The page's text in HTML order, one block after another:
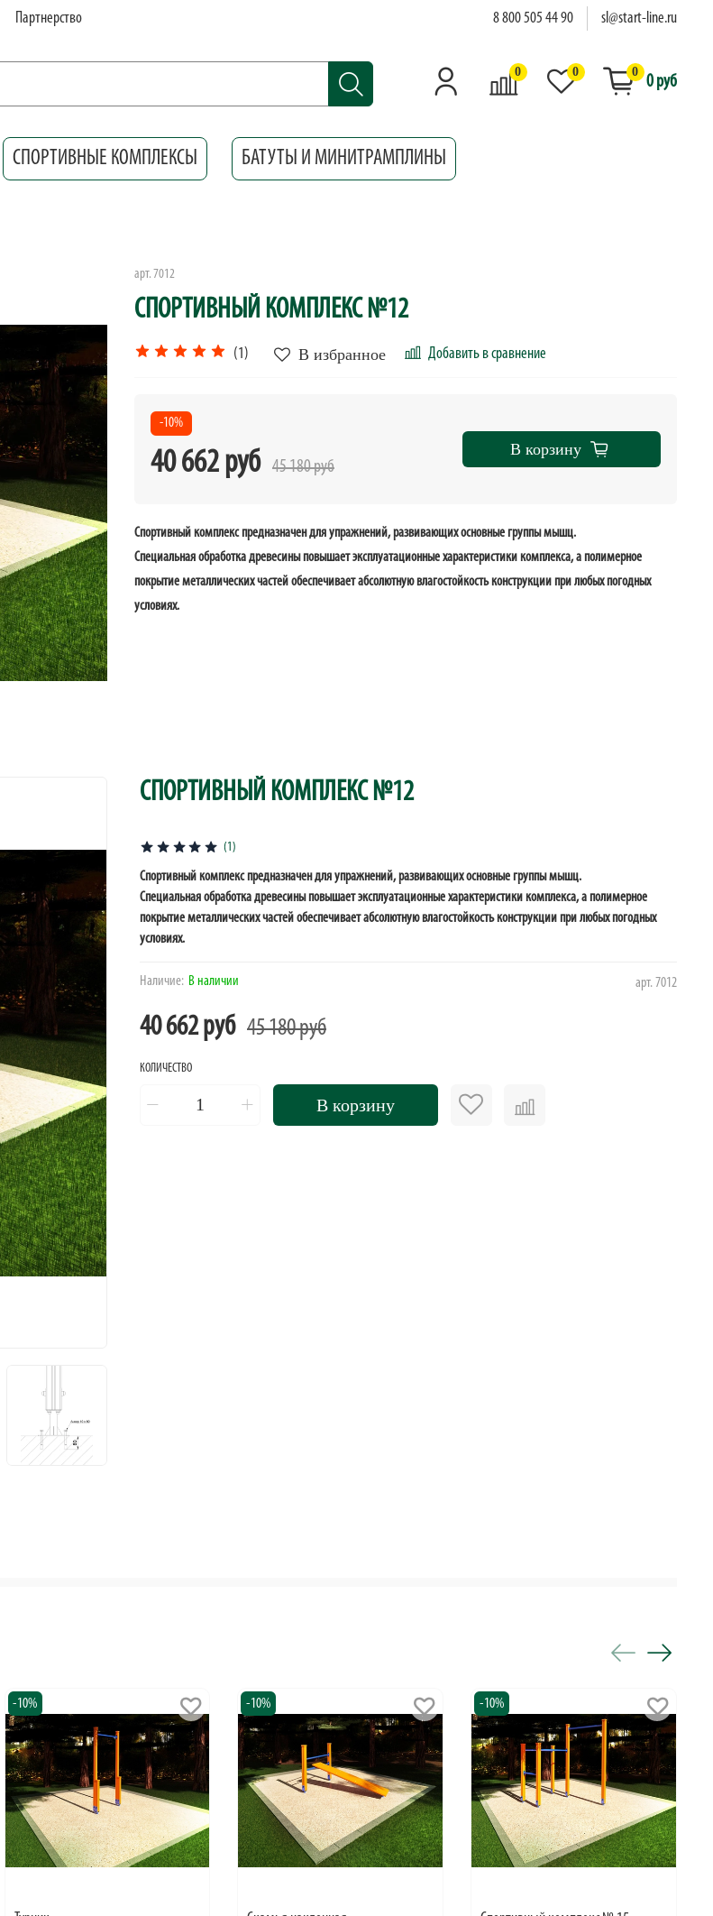
Партнерство 8 800 505 44 90 sl@start-line.ru
0 0 0
0 руб
СПОРТИВНЫЕ КОМПЛЕКСЫ БАТУТЫ И МИНИТРАМПЛИНЫ
арт. 7012
СПОРТИВНЫЙ КОМПЛЕКС №12
(1) В избранное Добавить в сравнение
-10%
40 662 руб 45 180 руб
В корзину
Спортивный комплекс предназначен для упражнений, развивающих основные группы мышц.
Специальная обработка древесины повышает эксплуатационные характеристики комплекса, а полимерное
покрытие металлических частей обеспечивает абсолютную влагостойкость конструкции при любых погодных
условиях.
(1)
арт. 7012
Наличие: В наличии
СПОРТИВНЫЙ КОМПЛЕКС №12
40 662 руб 45 180 руб
КОЛИЧЕСТВО
В корзину
Спортивный комплекс предназначен для упражнений, развивающих основные группы мышц.
Специальная обработка древесины повышает эксплуатационные характеристики комплекса, а полимерное
покрытие металлических частей обеспечивает абсолютную влагостойкость конструкции при любых погодных
условиях.
-10% -10% -10%